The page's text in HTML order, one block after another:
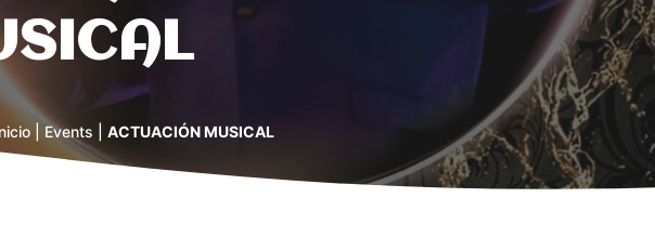
Events ACTUACIÓN MUSICAL